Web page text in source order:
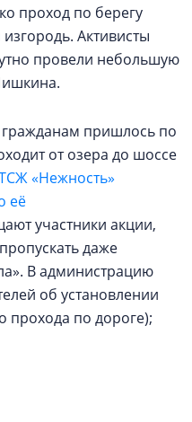
проход по берегу
Активисты
провели небольшую
пришлось по
от озера до шоссе
«Нежность»
её
участники акции,
даже
В администрацию
об установлении
прохода по дороге);